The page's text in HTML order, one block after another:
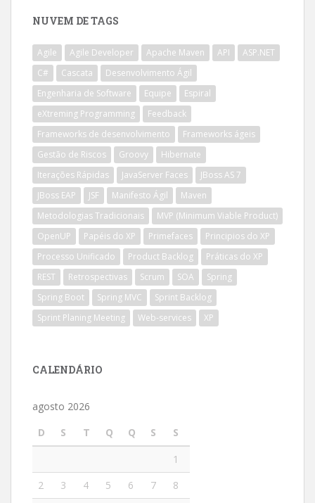
NUVEM DE TAGS
Agile Agile Developer Apache Maven API
ASP.NET
C#
Cascata
Desenvolvimento Ágil
Engenharia de Software
Equipe
Espiral
eXtreming Programming
Feedback
Frameworks de desenvolvimento
Frameworks ágeis
Gestão de Riscos
Groovy
Hibernate
Iterações Rápidas
JavaServer Faces
JBoss AS 7
JBoss EAP
JSF Manifesto Ágil
Maven
Metodologias Tradicionais
MVP (Minimum Viable Product)
OpenUP
Papéis do XP Primefaces
Principios do XP
Processo Unificado
Product Backlog
Práticas do XP
REST
Retrospectivas Scrum SOA
Spring
Spring Boot
Spring MVC
Sprint Backlog
Sprint Planing Meeting
Web-services XP
CALENDÁRIO
agosto 2026
D
S T Q Q S
S
1
2
3 4 5 6 7
8